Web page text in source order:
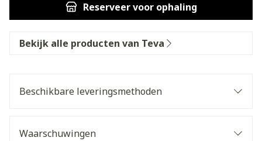
Reserveervoor ophaling
Bekijk alle producten van Teva
Beschikbare leveringsmethoden
Waarschuwingen